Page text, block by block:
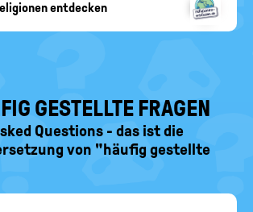
GESTELLTE FRAGEN
Questions - das ist die
von "häufig gestellte
entdecken